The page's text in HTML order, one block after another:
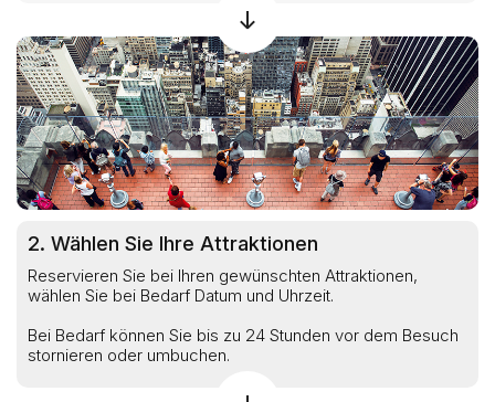
2. Wählen Sie Ihre Attraktionen
Reservieren Sie bei Ihren gewünschten Attraktionen,
wählen Sie bei Bedarf Datum und Uhrzeit.
Bei Bedarf können Sie bis zu 24 Stunden vor dem Besuch
stornieren oder umbuchen.